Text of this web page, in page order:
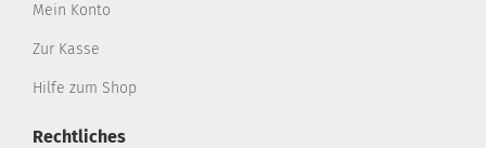
Mein Konto
Zur Kasse
Hilfe zum Shop
Rechtliches